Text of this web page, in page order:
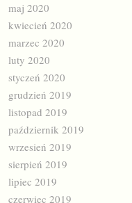
maj 2020
kwiecień 2020
marzec 2020
luty 2020
styczeń 2020
grudzień 2019
listopad 2019
październik 2019
wrzesień 2019
sierpień 2019
lipiec 2019
czerwiec 2019